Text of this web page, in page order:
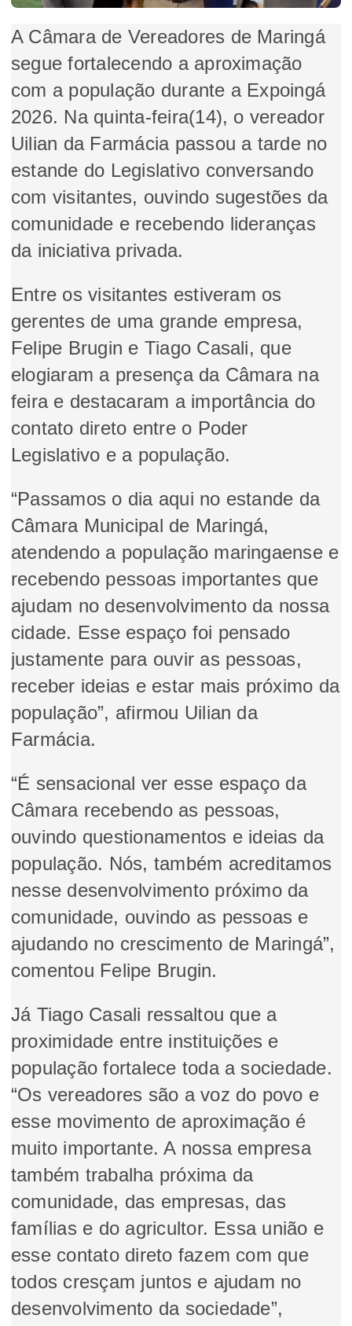
A Câmara de Vereadores de Maringá
segue fortalecendo a aproximação
com a população durante a Expoingá
2026. Na quinta-feira(14), o vereador
Uilian da Farmácia passou a tarde no
estande do Legislativo conversando
com visitantes, ouvindo sugestões da
comunidade e recebendo lideranças
da iniciativa privada.
Entre os visitantes estiveram os
gerentes de uma grande empresa,
Felipe Brugin e Tiago Casali, que
elogiaram a presença da Câmara na
feira e destacaram a importância do
contato direto entre o Poder
Legislativo e a população.
“Passamos o dia aqui no estande da
Câmara Municipal de Maringá,
atendendo a população maringaense e
recebendo pessoas importantes que
ajudam no desenvolvimento da nossa
cidade. Esse espaço foi pensado
justamente para ouvir as pessoas,
receber ideias e estar mais próximo da
população”, afirmou Uilian da
Farmácia.
“É sensacional ver esse espaço da
Câmara recebendo as pessoas,
ouvindo questionamentos e ideias da
população. Nós, também acreditamos
nesse desenvolvimento próximo da
comunidade, ouvindo as pessoas e
ajudando no crescimento de Maringá”,
comentou Felipe Brugin.
Já Tiago Casali ressaltou que a
proximidade entre instituições e
população fortalece toda a sociedade.
“Os vereadores são a voz do povo e
esse movimento de aproximação é
muito importante. A nossa empresa
também trabalha próxima da
comunidade, das empresas, das
famílias e do agricultor. Essa união e
esse contato direto fazem com que
todos cresçam juntos e ajudam no
desenvolvimento da sociedade”,